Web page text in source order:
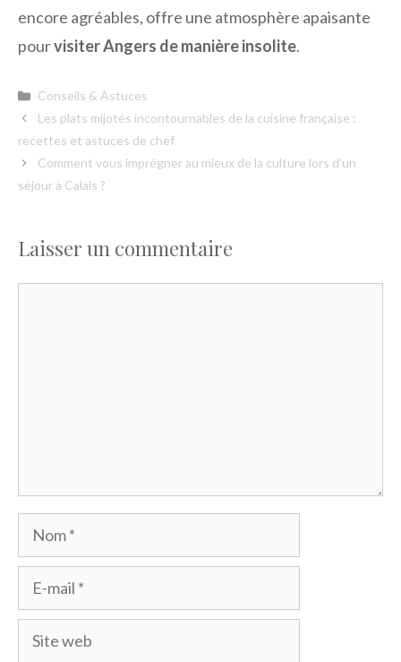
encore agréables, offre une atmosphère apaisante
pourvisiter Angers de manière insolite.
Catégories
Conseils & Astuces
Les plats mijotés incontournables de la cuisine française :
recettes et astuces de chef
Comment vous imprégner au mieux de la culture lors d’un
séjour à Calais ?
Laisser un commentaire
Nom
mail
Site